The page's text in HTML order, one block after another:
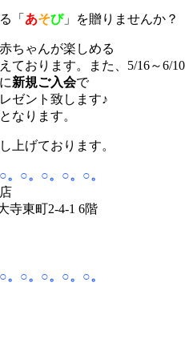
「 あそび」を贈りませんか？
ちゃんが楽しめる
ております。また、5/16～6/
に新規ご入会で
ゼント致します♪
なります。
上げております。
○。○。○。○。
寺東町2-4-1 6階
○。○。○。○。